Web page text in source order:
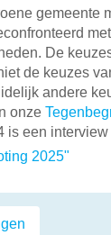
gemeente
De
de keuzes
andere
onze
is een
2025"